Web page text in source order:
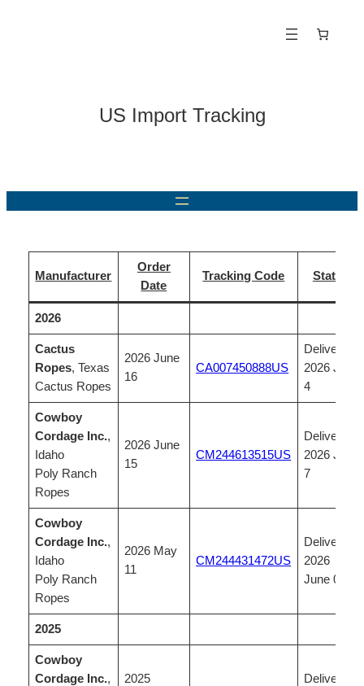
US Import Tracking
Manufacturer
Order
Date
Tracking Code Status
2026
Cactus
Ropes, Texas
Cactus Ropes
2026 June
16
CA007450888US
Delivered,
2026 July
4
Cowboy
Cordage Inc.,
Idaho
Poly Ranch
Ropes
2026 June
15
CM244613515US
Delivered,
2026 July
7
Cowboy
Cordage Inc.,
Idaho
Poly Ranch
Ropes
2026 May
11
CM244431472US
Delivered,
2026
June 03
2025
Cowboy
Cordage Inc.,
2025
Delivered,